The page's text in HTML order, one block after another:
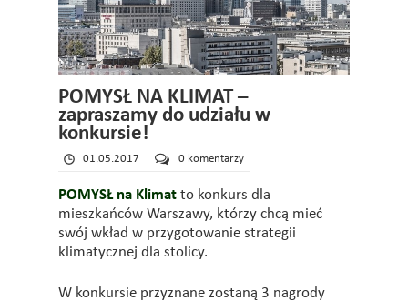
POMYSŁ NA KLIMAT –
zapraszamy do udziału w
konkursie!
01.05.2017 0 komentarzy
POMYSŁ na Klimat to konkurs dla
mieszkańców Warszawy, którzy chcą mieć
swój wkład w przygotowanie strategii
klimatycznej dla stolicy.
W konkursie przyznane zostaną 3 nagrody